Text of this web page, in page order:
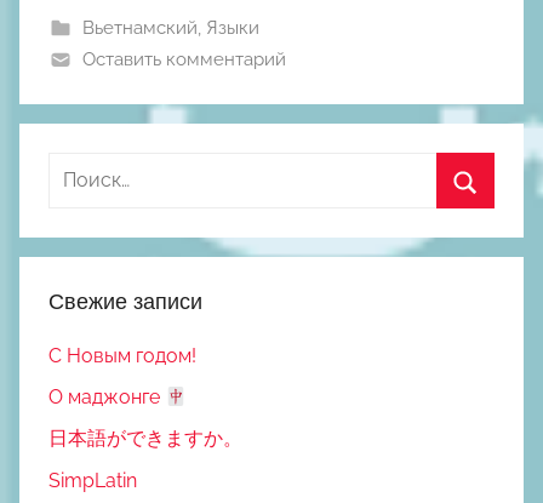
л
к
ы
Вьетнамский, Языки
Оставить комментарий
Найти:
Свежие записи
С Новым годом!
О маджонге
日本語ができますか。
SimpLatin